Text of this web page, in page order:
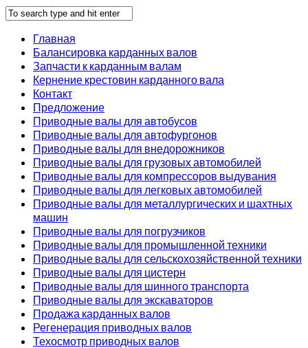
Главная
Балансировка карданных валов
Запчасти к карданным валам
Кернение крестовин карданного вала
Контакт
Предложение
Приводные валы для автобусов
Приводные валы для автофургонов
Приводные валы для внедорожников
Приводные валы для грузовых автомобилей
Приводные валы для компрессоров выдувания
Приводные валы для легковых автомобилей
Приводные валы для металлургических и шахтных
машин
Приводные валы для погрузчиков
Приводные валы для промышленной техники
Приводные валы для сельскохозяйственной техники
Приводные валы для цистерн
Приводные валы для шинного транспорта
Приводные валы для экскаваторов
Продажа карданных валов
Регенерация приводных валов
Техосмотр приводных валов